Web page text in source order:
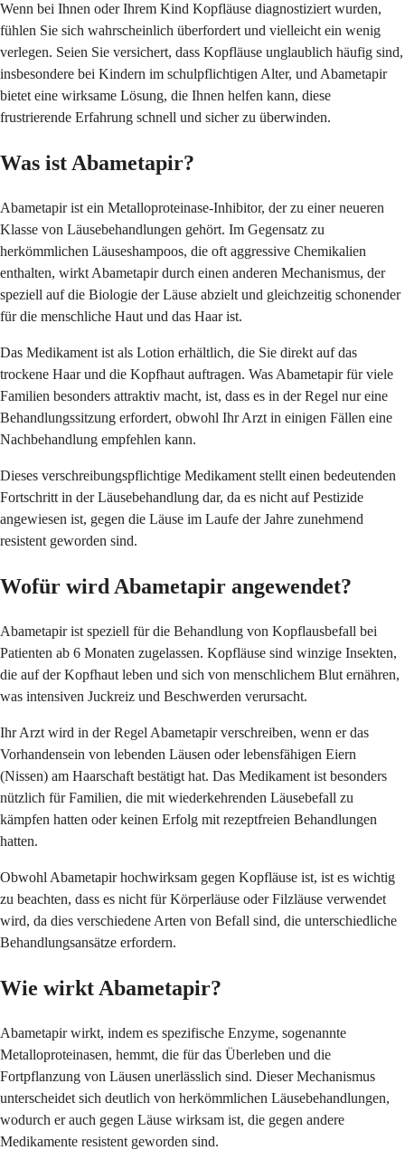
Wenn bei Ihnen oder Ihrem Kind Kopfläuse diagnostiziert wurden,
fühlen Sie sich wahrscheinlich überfordert und vielleicht ein wenig
verlegen. Seien Sie versichert, dass Kopfläuse unglaublich häufig sind,
insbesondere bei Kindern im schulpflichtigen Alter, und Abametapir
bietet eine wirksame Lösung, die Ihnen helfen kann, diese
frustrierende Erfahrung schnell und sicher zu überwinden.
Was ist Abametapir?
Abametapir ist ein Metalloproteinase-Inhibitor, der zu einer neueren
Klasse von Läusebehandlungen gehört. Im Gegensatz zu
herkömmlichen Läuseshampoos, die oft aggressive Chemikalien
enthalten, wirkt Abametapir durch einen anderen Mechanismus, der
speziell auf die Biologie der Läuse abzielt und gleichzeitig schonender
für die menschliche Haut und das Haar ist.
Das Medikament ist als Lotion erhältlich, die Sie direkt auf das
trockene Haar und die Kopfhaut auftragen. Was Abametapir für viele
Familien besonders attraktiv macht, ist, dass es in der Regel nur eine
Behandlungssitzung erfordert, obwohl Ihr Arzt in einigen Fällen eine
Nachbehandlung empfehlen kann.
Dieses verschreibungspflichtige Medikament stellt einen bedeutenden
Fortschritt in der Läusebehandlung dar, da es nicht auf Pestizide
angewiesen ist, gegen die Läuse im Laufe der Jahre zunehmend
resistent geworden sind.
Wofür wird Abametapir angewendet?
Abametapir ist speziell für die Behandlung von Kopflausbefall bei
Patienten ab 6 Monaten zugelassen. Kopfläuse sind winzige Insekten,
die auf der Kopfhaut leben und sich von menschlichem Blut ernähren,
was intensiven Juckreiz und Beschwerden verursacht.
Ihr Arzt wird in der Regel Abametapir verschreiben, wenn er das
Vorhandensein von lebenden Läusen oder lebensfähigen Eiern
(Nissen) am Haarschaft bestätigt hat. Das Medikament ist besonders
nützlich für Familien, die mit wiederkehrenden Läusebefall zu
kämpfen hatten oder keinen Erfolg mit rezeptfreien Behandlungen
hatten.
Obwohl Abametapir hochwirksam gegen Kopfläuse ist, ist es wichtig
zu beachten, dass es nicht für Körperläuse oder Filzläuse verwendet
wird, da dies verschiedene Arten von Befall sind, die unterschiedliche
Behandlungsansätze erfordern.
Wie wirkt Abametapir?
Abametapir wirkt, indem es spezifische Enzyme, sogenannte
Metalloproteinasen, hemmt, die für das Überleben und die
Fortpflanzung von Läusen unerlässlich sind. Dieser Mechanismus
unterscheidet sich deutlich von herkömmlichen Läusebehandlungen,
wodurch er auch gegen Läuse wirksam ist, die gegen andere
Medikamente resistent geworden sind.